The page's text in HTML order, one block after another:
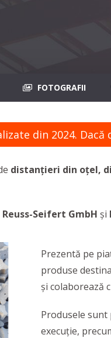
FOTOGRAFII
din 2024. Dacă
distanțieri din oțel,
Reuss-Seifert GmbH și
Prezentă pe
produse
și colaborează
Produsele
execuție,